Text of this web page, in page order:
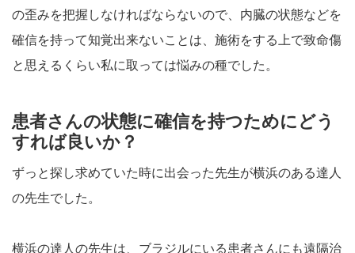
の歪みを把握しなければならないので、内臓の状態などを
確信を持って知覚出来ないことは、施術をする上で致命傷
と思えるくらい私に取っては悩みの種でした。
患者さんの状態に確信を持つためにどう
すれば良いか？
ずっと探し求めていた時に出会った先生が横浜のある達人
の先生でした。
横浜の達人の先生は、ブラジルにいる患者さんにも遠隔治